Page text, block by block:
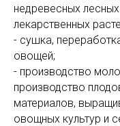
недревесных
лекарственных
- сушка,
овощей;
- производство
производство
материалов,
овощных культур и